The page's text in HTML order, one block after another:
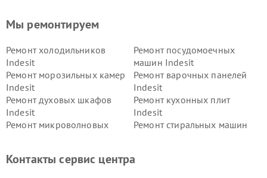
Мы ремонтируем
Ремонт холодильников
Indesit
Ремонт посудомоечных
машин Indesit
Ремонт морозильных камер
Indesit
Ремонт варочных панелей
Indesit
Ремонт духовых шкафов
Indesit
Ремонт кухонных плит
Indesit
Ремонт микроволновых
Ремонт стиральных машин
Indesit
Indesit
Контакты сервис центра